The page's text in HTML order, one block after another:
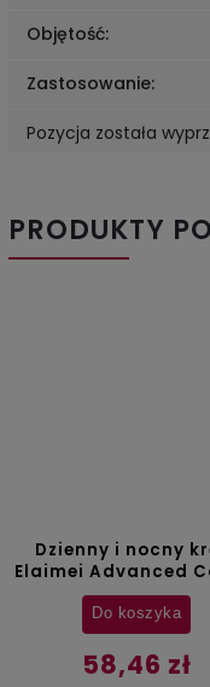
Objętość:
Zastosowanie:
Pozycja została
PRODUKTY
Dzienny i nocny
Elaimei Advanced
- 50 ml
58,46 zł
Do koszyka